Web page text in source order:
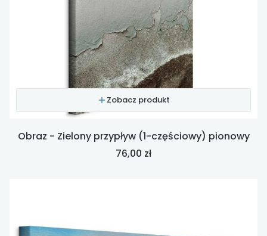
Zobacz produkt
Obraz - Zielony przypływ (1-częściowy) pionowy
Cena
76,00 zł